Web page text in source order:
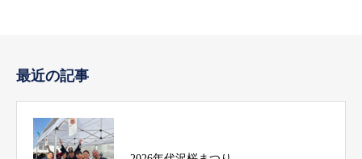
最近の記事